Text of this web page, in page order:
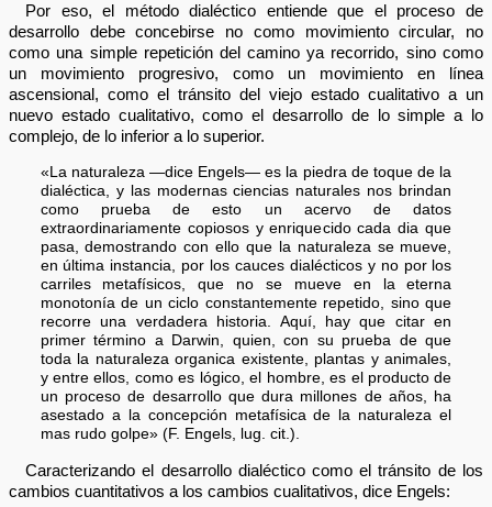
Por eso, el método dialéctico entiende que el proceso de
desarrollo debe concebirse no como movimiento circular, no
como una simple repetición del camino ya recorrido, sino como
un movimiento progresivo, como un movimiento en línea
ascensional, como el tránsito del viejo estado cualitativo a un
nuevo estado cualitativo, como el desarrollo de lo simple a lo
complejo, de lo inferior a lo superior.
«La naturaleza —dice Engels— es la piedra de toque de la
dialéctica, y las modernas ciencias naturales nos brindan
como prueba de esto un acervo de datos
extraordinariamente copiosos y enriquecido cada dia que
pasa, demostrando con ello que la naturaleza se mueve,
en última instancia, por los cauces dialécticos y no por los
carriles metafísicos, que no se mueve en la eterna
monotonía de un ciclo constantemente repetido, sino que
recorre una verdadera historia. Aquí, hay que citar en
primer término a Darwin, quien, con su prueba de que
toda la naturaleza organica existente, plantas y animales,
y entre ellos, como es lógico, el hombre, es el producto de
un proceso de desarrollo que dura millones de años, ha
asestado a la concepción metafísica de la naturaleza el
mas rudo golpe» (F. Engels, lug. cit.).
Caracterizando el desarrollo dialéctico como el tránsito de los
cambios cuantitativos a los cambios cualitativos, dice Engels: